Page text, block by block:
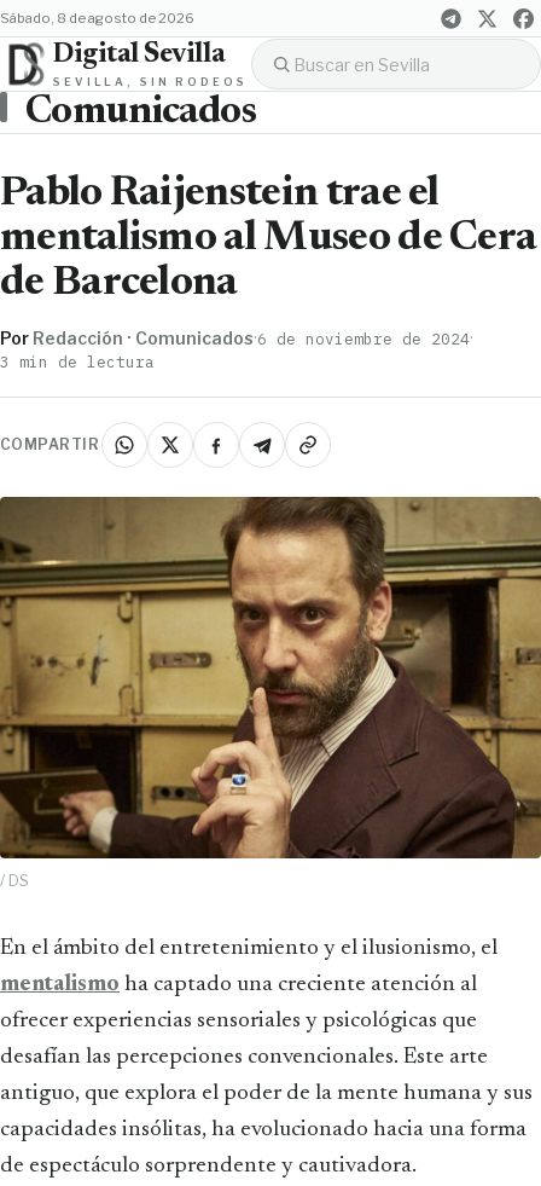
sábado, 8 de agosto de 2026
Digital Sevilla
SEVILLA, SIN RODEOS
Comunicados
Pablo Raijenstein trae el
mentalismo al Museo de Cera
de Barcelona
Por Redacción · Comunicados·6 de noviembre de 2024·
3 min de lectura
COMPARTIR
/ DS
En el ámbito del entretenimiento y el ilusionismo, el
mentalismo ha captado una creciente atención al
ofrecer experiencias sensoriales y psicológicas que
desafían las percepciones convencionales. Este arte
antiguo, que explora el poder de la mente humana y sus
capacidades insólitas, ha evolucionado hacia una forma
de espectáculo sorprendente y cautivadora.